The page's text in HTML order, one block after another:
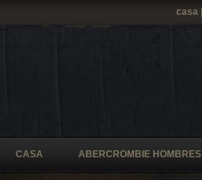
casa
CASA ABERCROMBIE HOMBRES